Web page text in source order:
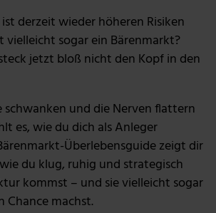
derzeit wieder höheren Risiken
vielleicht sogar ein Bärenmarkt?
jetzt bloß nicht den Kopf in den
und die Nerven flattern
es, wie du dich als Anleger
Überlebensguide zeigt dir
du klug, ruhig und strategisch
kommst – und sie vielleicht sogar
Chance machst.